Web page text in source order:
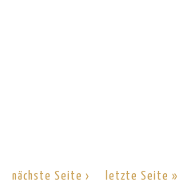
nächste Seite › letzte Seite »